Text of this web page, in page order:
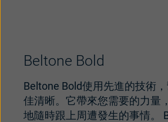
Beltone Bold
Beltone Bold使用先進的技術
佳清晰。它帶來您需要的力量
地隨時跟上周遭發生的事情。